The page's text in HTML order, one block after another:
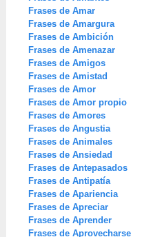
Frases de Amar
Frases de Amargura
Frases de Ambición
Frases de Amenazar
Frases de Amigos
Frases de Amistad
Frases de Amor
Frases de Amor propio
Frases de Amores
Frases de Angustia
Frases de Animales
Frases de Ansiedad
Frases de Antepasados
Frases de Antipatía
Frases de Apariencia
Frases de Apreciar
Frases de Aprender
Frases de Aprovecharse